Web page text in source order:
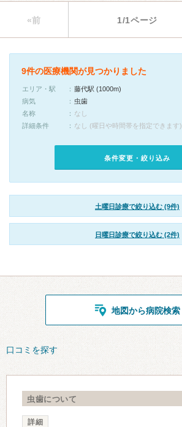
«前 1/1ページ
9件の医療機関が見つかりました
エリア・駅
藤代駅 (1000m)
病気
虫歯
名称
なし
詳細条件
なし (曜日や時間帯を指定できます)
条件変更・絞り込み
土曜日診療で絞り込む (9件)
日曜日診療で絞り込む (2件)
地図から病院検索
口コミを探す
虫歯について
詳細